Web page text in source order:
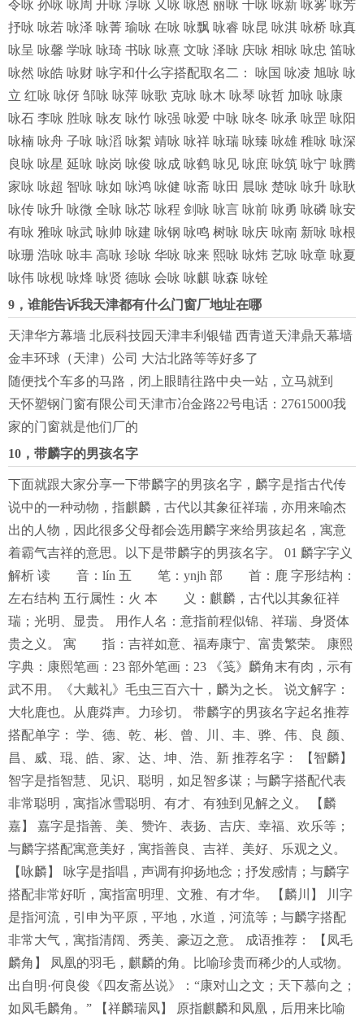
令咏 孙咏 咏周 开咏 淳咏 又咏 咏恩 丽咏 千咏 咏新 咏雾 咏芳
抒咏 咏若 咏泽 咏菁 瑜咏 在咏 咏飘 咏睿 咏昆 咏淇 咏桥 咏真
咏呈 咏馨 学咏 咏琦 书咏 咏熹 文咏 泽咏 庆咏 相咏 咏忠 笛咏
咏然 咏皓 咏财 咏字和什么字搭配取名二： 咏国 咏凌 旭咏 咏
立 红咏 咏伢 邹咏 咏萍 咏歌 克咏 咏木 咏琴 咏哲 加咏 咏康
咏石 李咏 胜咏 咏友 咏竹 咏强 咏爱 中咏 咏冬 咏承 咏罡 咏阳
咏楠 咏舟 子咏 咏滔 咏絮 靖咏 咏祥 咏瑞 咏臻 咏雄 稚咏 咏深
良咏 咏星 延咏 咏岗 咏俊 咏成 咏鹤 咏见 咏庶 咏筑 咏宁 咏腾
家咏 咏超 智咏 咏如 咏鸿 咏健 咏斋 咏田 晨咏 楚咏 咏升 咏耿
咏传 咏升 咏微 全咏 咏芯 咏程 剑咏 咏言 咏前 咏勇 咏磷 咏安
有咏 雅咏 咏武 咏帅 咏建 咏钢 咏鸣 树咏 咏庆 咏南 新咏 咏根
咏珊 浩咏 咏丰 高咏 珍咏 华咏 咏来 熙咏 咏炜 艺咏 咏章 咏夏
咏伟 咏枧 咏烽 咏贤 德咏 会咏 咏麒 咏森 咏铨
9，谁能告诉我天津都有什么门窗厂地址在哪
天津华方幕墙 北辰科技园天津丰利银锚 西青道天津鼎天幕墙
金丰环球（天津）公司 大沽北路等等好多了
随便找个车多的马路，闭上眼睛往路中央一站，立马就到
天怀塑钢门窗有限公司天津市冶金路22号电话：27615000我
家的门窗就是他们厂的
10，带麟字的男孩名字
下面就跟大家分享一下带麟字的男孩名字，麟字是指古代传
说中的一种动物，指麒麟，古代以其象征祥瑞，亦用来喻杰
出的人物，因此很多父母都会选用麟字来给男孩起名，寓意
着霸气吉祥的意思。以下是带麟字的男孩名字。 01 麟字字义
解析 读 音：lín 五 笔：ynjh 部 首：鹿 字形结构：
左右结构 五行属性：火 本 义：麒麟，古代以其象征祥
瑞；光明、显贵。 用作人名：意指前程似锦、祥瑞、身贤体
贵之义。 寓 指：吉祥如意、福寿康宁、富贵繁荣。 康熙
字典：康熙笔画：23 部外笔画：23 《笺》麟角末有肉，示有
武不用。《大戴礼》毛虫三百六十，麟为之长。 说文解字：
大牝鹿也。从鹿粦声。力珍切。 带麟字的男孩名字起名推荐
搭配单字： 学、德、乾、彬、曾、川、丰、骅、伟、良 颜、
昌、威、琨、皓、家、达、坤、浩、新 推荐名字： 【智麟】
智字是指智慧、见识、聪明，如足智多谋；与麟字搭配代表
非常聪明，寓指冰雪聪明、有才、有独到见解之义。 【麟
嘉】 嘉字是指善、美、赞许、表扬、吉庆、幸福、欢乐等；
与麟字搭配寓意美好，寓指善良、吉祥、美好、乐观之义。
【咏麟】 咏字是指唱，声调有抑扬地念；抒发感情；与麟字
搭配非常好听，寓指富明理、文雅、有才华。 【麟川】 川字
是指河流，引申为平原，平地，水道，河流等；与麟字搭配
非常大气，寓指清阔、秀美、豪迈之意。 成语推荐： 【凤毛
麟角】 凤凰的羽毛，麒麟的角。比喻珍贵而稀少的人或物。
出自明·何良俊《四友斋丛说》：“康对山之文；天下慕向之；
如凤毛麟角。” 【祥麟瑞凤】 原指麒麟和凤凰，后用来比喻